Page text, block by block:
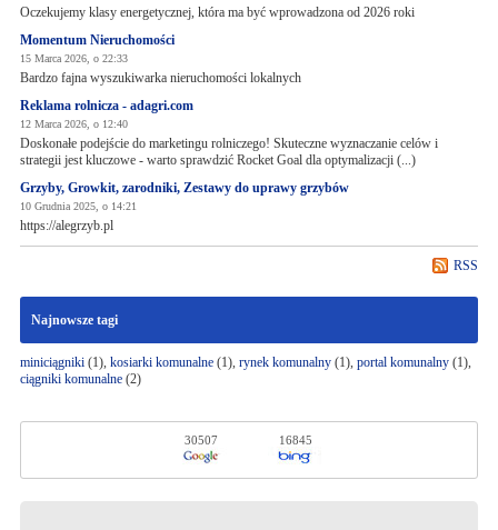
Oczekujemy klasy energetycznej, która ma być wprowadzona od 2026 roki
Momentum Nieruchomości
15 Marca 2026, o 22:33
Bardzo fajna wyszukiwarka nieruchomości lokalnych
Reklama rolnicza - adagri.com
12 Marca 2026, o 12:40
Doskonałe podejście do marketingu rolniczego! Skuteczne wyznaczanie celów i
strategii jest kluczowe - warto sprawdzić Rocket Goal dla optymalizacji (...)
Grzyby, Growkit, zarodniki, Zestawy do uprawy grzybów
10 Grudnia 2025, o 14:21
https://alegrzyb.pl
RSS
Najnowsze tagi
miniciągniki(1), kosiarki komunalne(1), rynek komunalny(1), portal komunalny(1),
ciągniki komunalne(2)
30507 16845